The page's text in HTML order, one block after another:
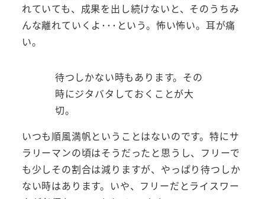
れていても、成果を出し続けないと、そのうちみ
んな離れていくよ･･･という。怖い怖い。耳が痛
い。
待つしかない時もあります。その
時にジタバタしておくことが大
切。
いつも順風満帆ということはないのです。特にサ
ラリーマンの頃はそうだったと思うし、フリーで
も少しその割合は減りますが、やっぱり待つしか
ない時はあります。いや、フリーだとライスワー